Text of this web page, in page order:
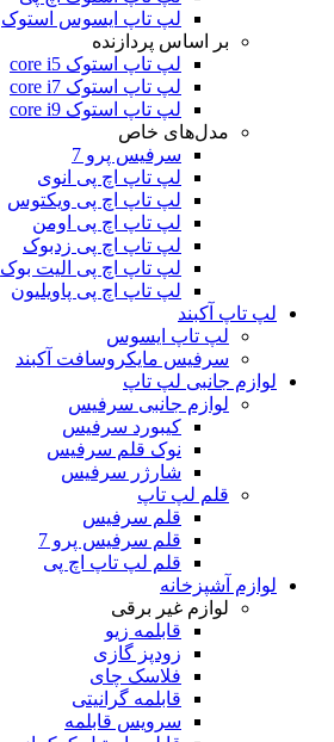
لپ تاپ ایسوس استوک
بر اساس پردازنده
لپ تاپ استوک core i5
لپ تاپ استوک core i7
لپ تاپ استوک core i9
مدل‌های خاص
سرفیس پرو 7
لپ تاپ اچ پی انوی
لپ تاپ اچ پی ویکتوس
لپ تاپ اچ پی اومن
لپ تاپ اچ پی زدبوک
لپ تاپ اچ پی الیت بوک
لپ تاپ اچ پی پاویلیون
لپ تاپ آکبند
لپ تاپ ایسوس
سرفیس مایکروسافت آکبند
لوازم جانبی لپ تاپ
لوازم جانبی سرفیس
کیبورد سرفیس
نوک قلم سرفیس
شارژر سرفیس
قلم لپ تاپ
قلم سرفیس
قلم سرفیس پرو 7
قلم لپ تاپ اچ پی
لوازم آشپزخانه
لوازم غیر برقی
قابلمه زیو
زودپز گازی
فلاسک چای
قابلمه گرانیتی
سرویس قابلمه